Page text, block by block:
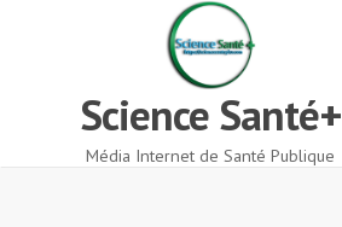
Science Santé+
Média Internet de Santé Publique